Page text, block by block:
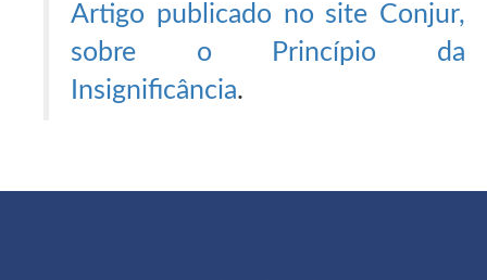
Artigo publicado no site Conjur,
sobre o Princípio da
Insignificância.